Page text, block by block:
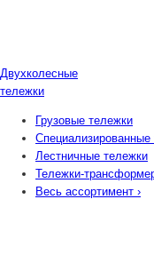
Двухколесные
тележки
Грузовые тележки
Специализированные
Лестничные тележки
Тележки-
Весь ассортимент ›